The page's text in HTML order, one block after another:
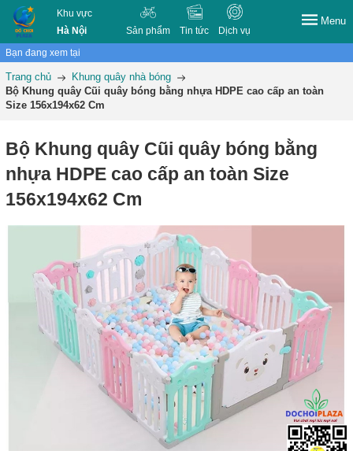
Khu vực
Hà Nội
Sản phẩm Tin tức Dịch vụ
Menu
Bạn đang xem tại
Trang chủ
Khung quây nhà bóng
Bộ Khung quây Cũi quây bóng bằng nhựa HDPE cao cấp an toàn
Size 156x194x62 Cm
Bộ Khung quây Cũi quây bóng bằng
nhựa HDPE cao cấp an toàn Size
156x194x62 Cm